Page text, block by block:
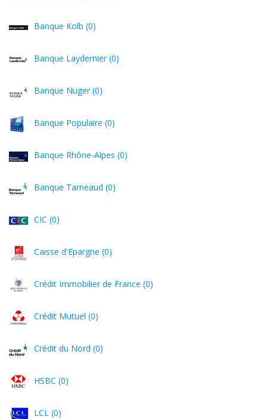
Banque Kolb (0)
Banque Laydernier (0)
Banque Nuger (0)
Banque Populaire (0)
Banque Rhône-Alpes (0)
Banque Tarneaud (0)
CIC (0)
Caisse d'Epargne (0)
Crédit Immobilier de France (0)
Crédit Mutuel (0)
Crédit du Nord (0)
HSBC (0)
LCL (0)